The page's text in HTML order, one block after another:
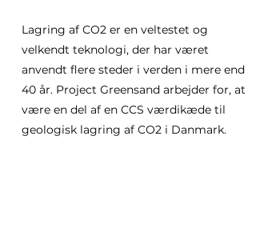
Lagring af CO2 er en veltestet og
velkendt teknologi, der har været
anvendt flere steder i verden i mere end
40 år. Project Greensand arbejder for, at
være en del af en CCS værdikæde til
geologisk lagring af CO2 i Danmark.